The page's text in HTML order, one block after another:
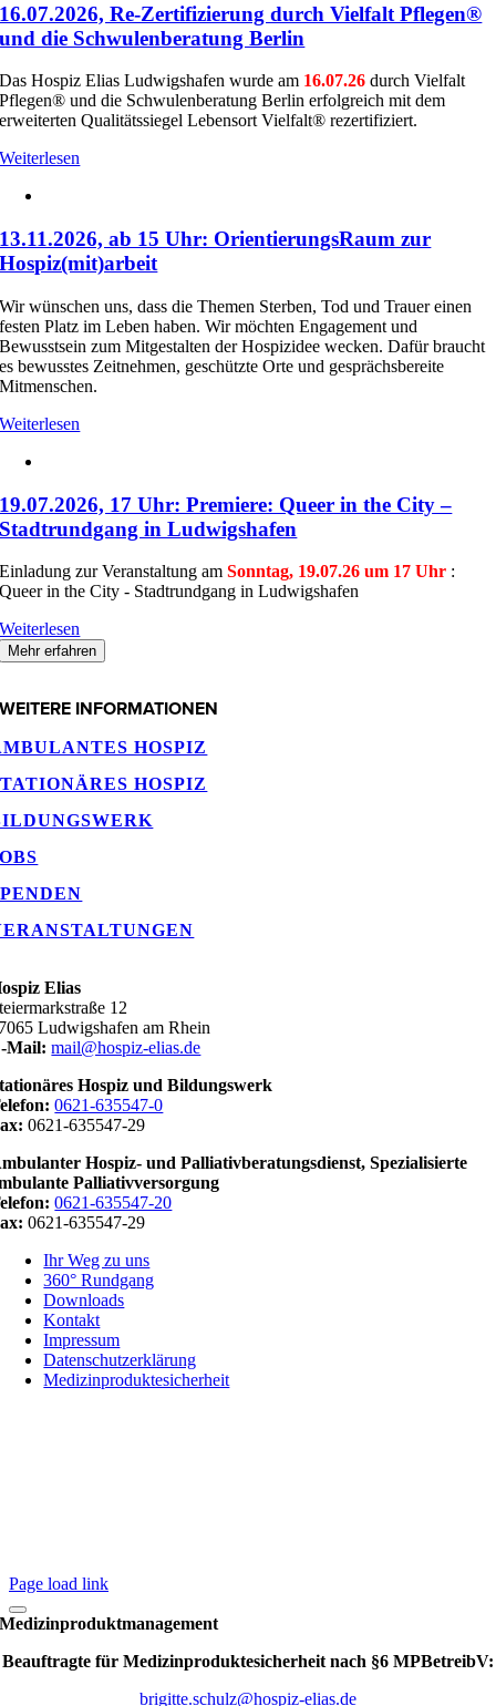
16.07.2026, Re-Zertifizierung durch Vielfalt Pflegen®
und die Schwulenberatung Berlin
Das Hospiz Elias Ludwigshafen wurde am 16.07.26durch Vielfalt
Pflegen® und die Schwulenberatung Berlin erfolgreich mit dem
erweiterten Qualitätssiegel Lebensort Vielfalt® rezertifiziert.
Weiterlesen
13.11.2026, ab 15 Uhr: OrientierungsRaum zur
Hospiz(mit)arbeit
Wir wünschen uns, dass die Themen Sterben, Tod und Trauer einen
festen Platz im Leben haben. Wir möchten Engagement und
Bewusstsein zum Mitgestalten der Hospizidee wecken. Dafür braucht
es bewusstes Zeitnehmen, geschützte Orte und gesprächsbereite
Mitmenschen.
Weiterlesen
19.07.2026, 17 Uhr: Premiere: Queer in the City –
Stadtrundgang in Ludwigshafen
Einladung zur Veranstaltung amSonntag, 19.07.26 um 17 Uhr :
Queer in the City - Stadtrundgang in Ludwigshafen
Weiterlesen
Mehr erfahren
WEITERE INFORMATIONEN
HOSPIZ
HOSPIZ
Elias
12
Ludwigshafen am Rhein
Mail: mail@hospiz-elias.de
Hospiz und Bildungswerk
0621-635547-0
0621-635547-29
Hospiz- und Palliativberatungsdienst,Spezialisierte
Palliativversorgung
0621-635547-20
0621-635547-29
Ihr Weg zu uns
360° Rundgang
Downloads
Kontakt
Impressum
Datenschutzerklärung
Medizinproduktesicherheit
Page load link
Medizinproduktmanagement
Beauftragte für Medizinproduktesicherheit nach §6 MPBetreibV:
brigitte.schulz@hospiz-elias.de